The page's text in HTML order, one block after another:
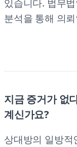
있습니다. 법무
분석을 통해 의
지금 증거가 없
계신가요?
상대방의 일방적